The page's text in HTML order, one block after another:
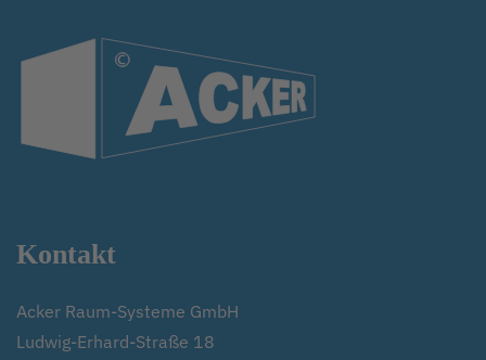
Kontakt
Acker Raum-Systeme GmbH
Ludwig-Erhard-Straße 18